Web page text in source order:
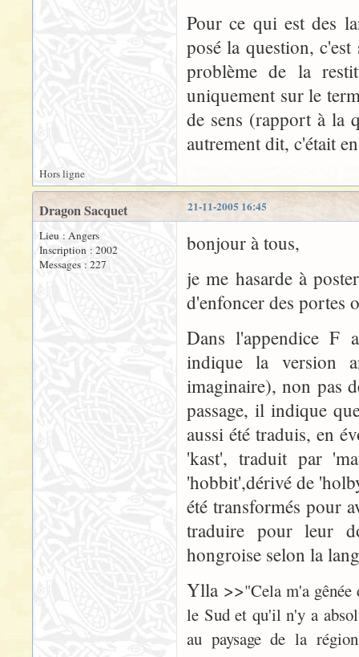
Pour ce qui est des
posé la question,
problème de la
uniquement sur le
de sens (rapport à la
autrement dit, c'était
Hors ligne
21-11-2005 16:45
Dragon Sacquet
Lieu : Angers
Inscription : 2002
Messages : 227
bonjour à tous,
je me hasarde à
d'enfoncer des portes
Dans l'appendice F
indique la version
imaginaire), non pas
passage, il indique
aussi été traduis, en
'kast', traduit par
'hobbit',dérivé de
été transformés pour
traduire pour leur
hongroise selon la
Ylla >>"Cela m'a
le Sud et qu'il n'y a
au paysage de la